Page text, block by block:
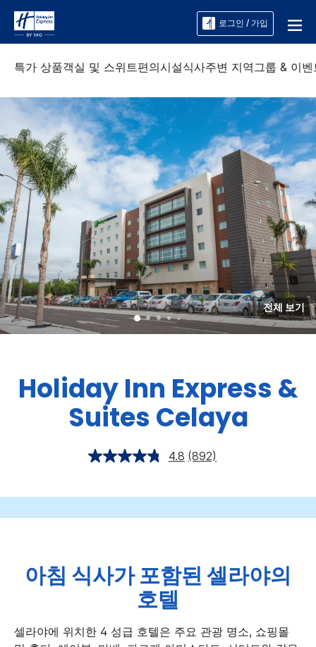
로그인 / 가입
특가 상품객실 및 스위트편의시설식사주변 지역그룹 & 이벤
전체 보기
Holiday Inn Express &
Suites Celaya
4.8 (892)
아침 식사가 포함된 셀라야의
호텔
셀라야에 위치한 4 성급 호텔은 주요 관광 명소, 쇼핑몰